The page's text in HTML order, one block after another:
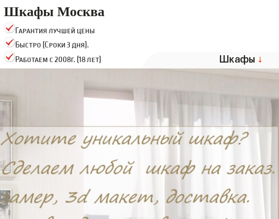
Шкафы Москва
Гарантия лучшей цены
Быстро (Сроки 3 дня).
Работаем с 2008г. (18 лет)
Шкафы ↓